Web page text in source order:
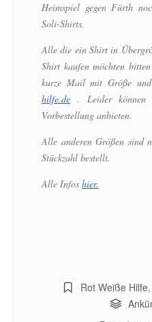
Heimspiel gegen Fürth
Soli-Shirts.
Alle die ein Shirt in
Shirt kaufen möchten
kurze Mail mit Größe
hilfe.de . Leider
Vorbestellung anbieten.
Alle anderen Größen sind
Stückzahl bestellt.
Alle Infos hier.
Rot Weiße Hilfe,